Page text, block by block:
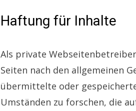
Haftung für Inhalte
Als private
Seiten nach den allgemeinen
übermittelte oder
Umständen zu forschen, die